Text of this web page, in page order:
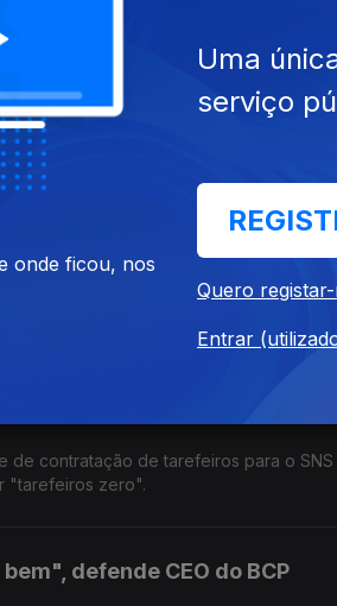
que o processo de reembolsos do
taxa de juro já em junho
subida de preços, é preciso atuar
inflacionistas, atuemos
"é corajoso"
de contratação de tarefeiros para o
"tarefeiros zero".
defende CEO do BCP
onde ficou, nos
Uma
serviço
Quero
Entrar